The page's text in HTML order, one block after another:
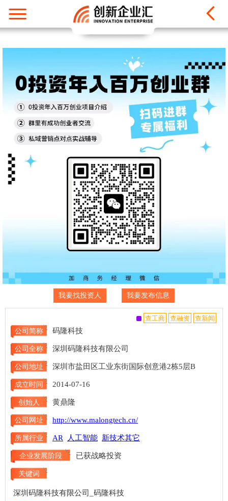
我要找投资人 我要发布信息
公司简称 码隆科技
公司全称 深圳码隆科技有限公司
公司地址 深圳市盐田区工业东街国际创意港2栋5层B
成立时间 2014-07-16
创始人 黄鼎隆
公司网址 http://www.malongtech.cn/
所属行业 AR 人工智能 新技术其它
企业发展阶段 已获战略投资
关键词
深圳码隆科技有限公司_码隆科技